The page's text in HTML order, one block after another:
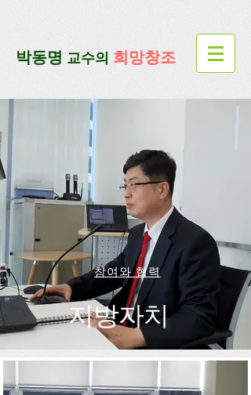
​박동명 교수의 희망창조
참여와 협력
지방자치